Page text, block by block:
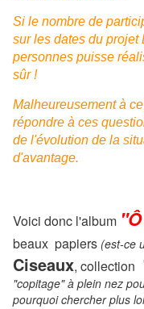
Si le nombre de
sur les dates du projet
personnes puisse
sûr !
Malheureusement à
répondre à ces
de l'évolution de la
d'avantage.
Voici donc l'album
beaux papiers (est-ce
Ciseaux, collection
"copitage" à plein nez
pourquoi chercher plus